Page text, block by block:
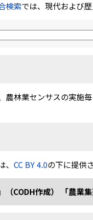
検索では、現代および
農林業センサスの実施
CC BY 4.0の下に提供
（CODH作成） 「農